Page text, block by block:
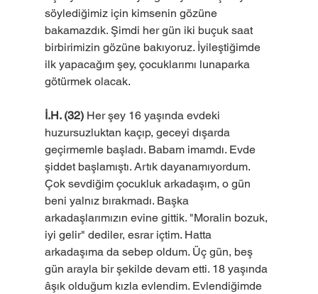
söylediğimiz için kimsenin gözüne
bakamazdık. Şimdi her gün iki buçuk saat
birbirimizin gözüne bakıyoruz. İyileştiğimde
ilk yapacağım şey, çocuklarımı lunaparka
götürmek olacak.
İ.H. (32) Her şey 16 yaşında evdeki
huzursuzluktan kaçıp, geceyi dışarda
geçirmemle başladı. Babam imamdı. Evde
şiddet başlamıştı. Artık dayanamıyordum.
Çok sevdiğim çocukluk arkadaşım, o gün
beni yalnız bırakmadı. Başka
arkadaşlarımızın evine gittik. "Moralin bozuk,
iyi gelir" dediler, esrar içtim. Hatta
arkadaşıma da sebep oldum. Üç gün, beş
gün arayla bir şekilde devam etti. 18 yaşında
âşık olduğum kızla evlendim. Evlendiğimde